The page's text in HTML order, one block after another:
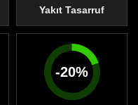
Yakıt Tasarruf
-20%